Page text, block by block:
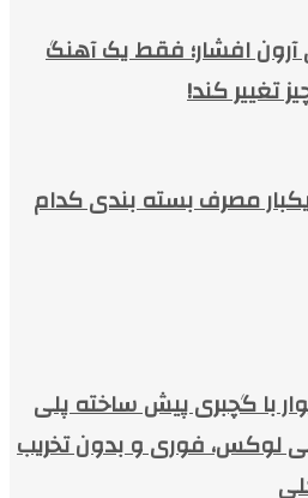
آرون افشار؛ فقط یک آهنگ
تغییر کند!
مصرف بسته بندی کدام
با گچبری پیش ساخته پلی
لوکس، فوری و بدون تخریب